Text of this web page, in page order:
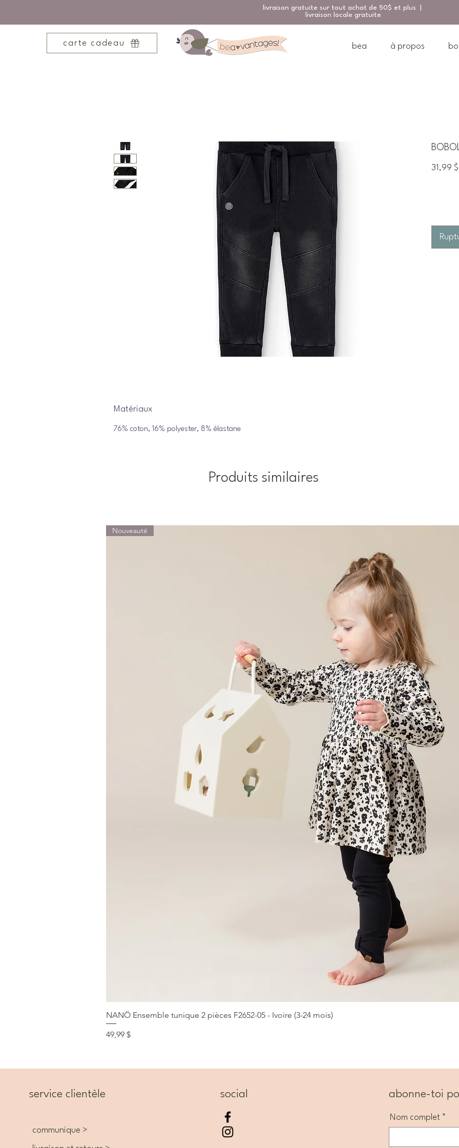
livraison gratuite sur tout achat de 50$ et plus |
livraison locale gratuite
carte cadeau bea à propos
31,99 $
Matériaux
76% coton, 16% polyester, 8% élastane
Produits similaires
Aperçu rapide
Nouveauté
NANÖ Ensemble tunique 2 pièces F2652-05 - Ivoire (3-24 mois)
Prix
49,99 $
service clientèle
communique >
social abonne-toi
Nom complet